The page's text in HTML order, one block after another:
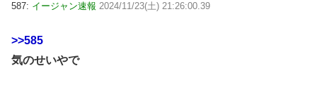
587: イージャン速報 2024/11/23(土) 21:26:00.39
>>585
気のせいやで